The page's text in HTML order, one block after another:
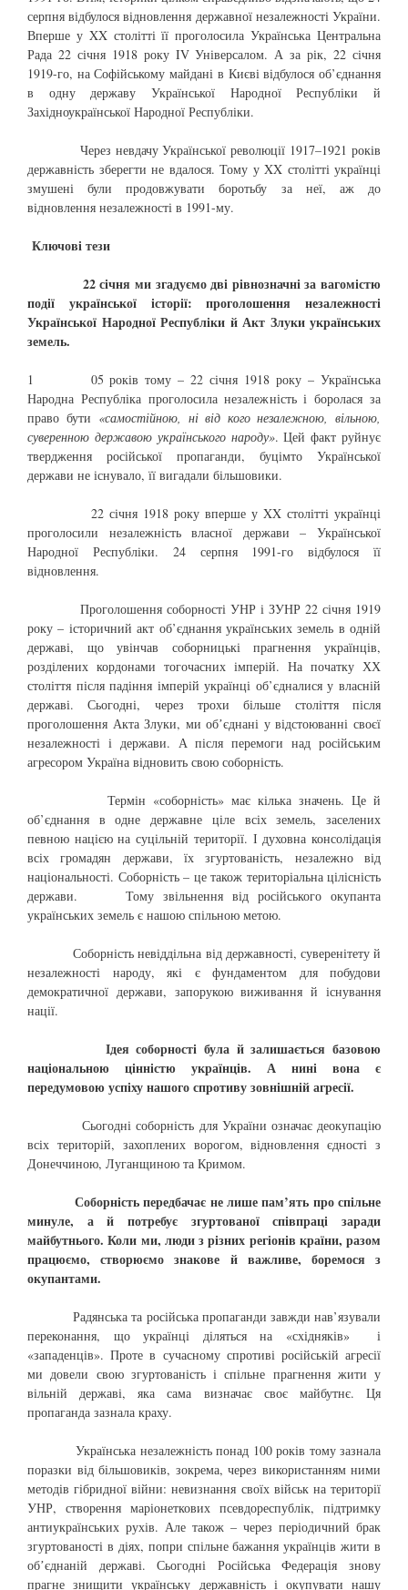
серпня відбулося відновлення державної незалежності України.
Вперше у XX столітті її проголосила Українська Центральна
Рада 22 січня 1918 року IV Універсалом. А за рік, 22 січня
1919-го, на Софійському майдані в Києві відбулося об’єднання
в одну державу Української Народної Республіки й
Західноукраїнської Народної Республіки.
Через невдачу Української революції 1917–1921 років
державність зберегти не вдалося. Тому у XX столітті українці
змушені були продовжувати боротьбу за неї, аж до
відновлення незалежності в 1991-му.
Ключові тези
22 січня ми згадуємо дві рівнозначні за вагомістю
події української історії: проголошення незалежності
Української Народної Республіки й Акт Злуки українських
земель.
1 05 років тому – 22 січня 1918 року – Українська
Народна Республіка проголосила незалежність і боролася за
право бути «самостійною, ні від кого незалежною, вільною,
суверенною державою українського народу». Цей факт руйнує
твердження російської пропаганди, буцімто Української
держави не існувало, її вигадали більшовики.
22 січня 1918 року вперше у XX столітті українці
проголосили незалежність власної держави – Української
Народної Республіки. 24 серпня 1991-го відбулося її
відновлення.
Проголошення соборності УНР і ЗУНР 22 січня 1919
року – історичний акт об’єднання українських земель в одній
державі, що увінчав соборницькі прагнення українців,
розділених кордонами тогочасних імперій. На початку ХХ
століття після падіння імперій українці об’єдналися у власній
державі. Сьогодні, через трохи більше століття після
проголошення Акта Злуки, ми обʼєднані у відстоюванні своєї
незалежності і держави. А після перемоги над російським
агресором Україна відновить свою соборність.
Термін «соборність» має кілька значень. Це й
об’єднання в одне державне ціле всіх земель, заселених
певною нацією на суцільній території. І духовна консолідація
всіх громадян держави, їх згуртованість, незалежно від
національності. Соборність – це також територіальна цілісність
держави. Тому звільнення від російського окупанта
українських земель є нашою спільною метою.
Соборність невіддільна від державності, суверенітету й
незалежності народу, які є фундаментом для побудови
демократичної держави, запорукою виживання й існування
нації.
Ідея соборності була й залишається базовою
національною цінністю українців. А нині вона є
передумовою успіху нашого спротиву зовнішній агресії.
Сьогодні соборність для України означає деокупацію
всіх територій, захоплених ворогом, відновлення єдності з
Донеччиною, Луганщиною та Кримом.
Соборність передбачає не лише пам’ять про спільне
минуле, а й потребує згуртованої співпраці заради
майбутнього. Коли ми, люди з різних регіонів країни, разом
працюємо, створюємо знакове й важливе, боремося з
окупантами.
Радянська та російська пропаганди завжди нав’язували
переконання, що українці діляться на «східняків» і
«западенців». Проте в сучасному спротиві російській агресії
ми довели свою згуртованість і спільне прагнення жити у
вільній державі, яка сама визначає своє майбутнє. Ця
пропаганда зазнала краху.
Українська незалежність понад 100 років тому зазнала
поразки від більшовиків, зокрема, через використанням ними
методів гібридної війни: невизнання своїх військ на території
УНР, створення маріонеткових псевдореспублік, підтримку
антиукраїнських рухів. Але також – через періодичний брак
згуртованості в діях, попри спільне бажання українців жити в
обʼєднаній державі. Сьогодні Російська Федерація знову
прагне знищити українську державність і окупувати нашу